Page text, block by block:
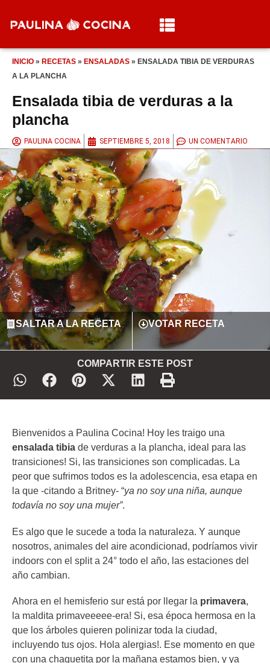
INICIO » RECETAS » ENSALADAS » ENSALADA TIBIA DE VERDURAS
A LA PLANCHA
Ensalada tibia de verduras a la
plancha
PAULINA COCINA SEPTIEMBRE 5, 2018 UN COMENTARIO
SALTAR A LA RECETA VOTAR RECETA
COMPARTIR ESTE POST
Bienvenidos a Paulina Cocina! Hoy les traigo una
ensalada tibia de verduras a la plancha, ideal para las
transiciones! Si, las transiciones son complicadas. La
peor que sufrimos todos es la adolescencia, esa etapa en
la que -citando a Britney- “ya no soy una niña, aunque
todavía no soy una mujer”.
Es algo que le sucede a toda la naturaleza. Y aunque
nosotros, animales del aire acondicionad, podríamos vivir
indoors con el split a 24° todo el año, las estaciones del
año cambian.
Ahora en el hemisferio sur está por llegar la primavera,
la maldita primaveeeee-era! Si, esa época hermosa en la
que los árboles quieren polinizar toda la ciudad,
incluyendo tus ojos. Hola alergias!. Ese momento en que
con una chaquetita por la mañana estamos bien, y ya